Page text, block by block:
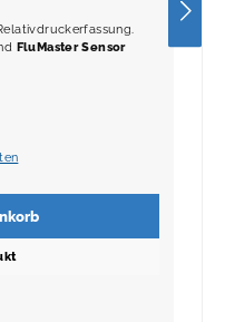
FluMaster Sensor